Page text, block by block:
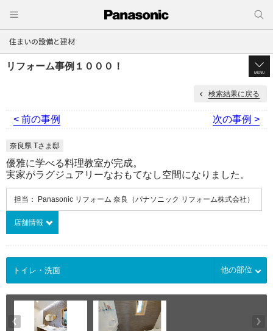
住まいの設備と建材
リフォーム事例１０００！
MENU
検索結果に戻る
< 前の事例 次の事例 >
奈良県 Tさま邸
優雅に学べる料理教室が完成。
実家がラグジュアリーなおもてなし空間になりました。
担当： Panasonic リフォーム 奈良（パナソニック リフォーム株式会社）
店舗情報
他の部位